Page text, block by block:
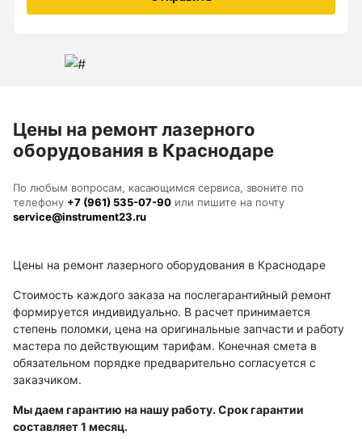
Цены на ремонт лазерного
оборудования в Краснодаре
По любым вопросам, касающимся сервиса, звоните по
телефону +7 (961) 535-07-90 или пишите на почту
service@instrument23.ru
Цены на ремонт лазерного оборудования в Краснодаре
Стоимость каждого заказа на послегарантийный ремонт
формируется индивидуально. В расчет принимается
степень поломки, цена на оригинальные запчасти и работу
мастера по действующим тарифам. Конечная смета в
обязательном порядке предварительно согласуется с
заказчиком.
Мы даем гарантию на нашу работу. Срок гарантии
составляет 1 месяц.
Вакуумметры цифровые
Антенна
Блок питания
Гарнитура
Рейки
Рейки с BAR-кодом
Рейки AMO
Рейки RGK
Показать еще